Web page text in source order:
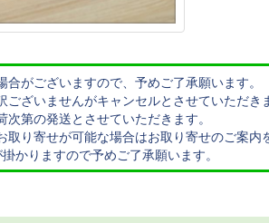
合がございますので、予めご了承願います。
ございませんがキャンセルとさせていただき
第の発送とさせていただきます。
取り寄せが可能な場合はお取り寄せのご案内
かりますので予めご了承願います。